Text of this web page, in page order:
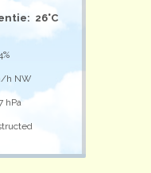
26°C
h NW
hPa